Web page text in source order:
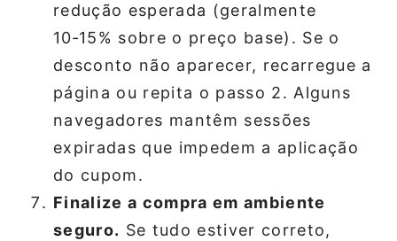
redução esperada (geralmente
10‑15% sobre o preço base). Se o
desconto não aparecer, recarregue a
página ou repita o passo 2. Alguns
navegadores mantêm sessões
expiradas que impedem a aplicação
do cupom.
Finalize a compra em ambiente
seguro. Se tudo estiver correto,